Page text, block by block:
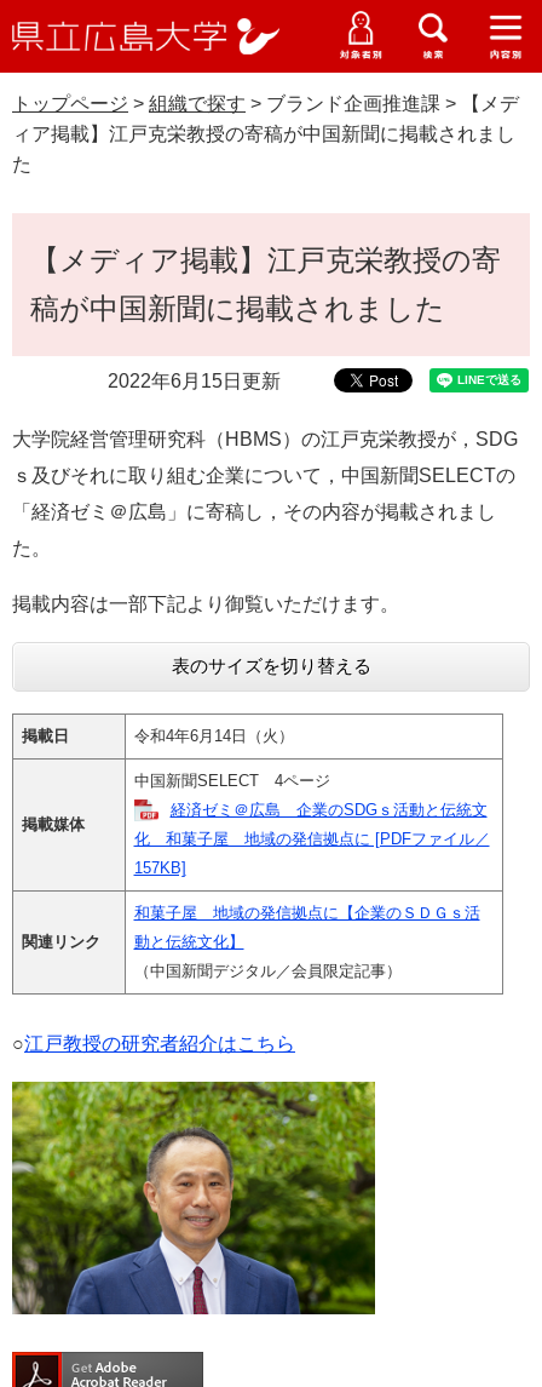
ー
ジ
先
頭
ニ
ュ
を
飛
ニ
ー
ニ
ュ
ー
ニ
ュ
ー
立
大
受験生の皆さま
地域・企業の皆さま
教職員の皆さま
受験生特設サイト
WEB版大学案内
資料請求
交通アクセス
English
中文簡体 中文繁体 한국어 日本語
G
o
l
ス
タ
検
索
すべて ページ
大学概要
学部・大学院・専攻科
学生生活・就職支援
研究・地域連携・国際交流
トップページ > 組織で探す > ブランド企画推進課 >
【メデ
ィア掲載】江戸克栄教授の寄稿が中国新聞に掲載されまし
た
【メディア掲載】江戸克栄教授の寄
稿が中国新聞に掲載されました
2022年6月15日更新
大学院経営管理研究科（HBMS）の江戸克栄教授が，SDG
ｓ及びそれに取り組む企業について，中国新聞SELECTの
「経済ゼミ＠広島」に寄稿し，その内容が掲載されまし
た。
掲載内容は一部下記より御覧いただけます。
表のサイズを切り替える
掲載日 令和4年6月14日（火）
掲載媒体
中国新聞SELECT 4ページ
経済ゼミ＠広島 企業のSDGｓ活動と伝統文
化 和菓子屋 地域の発信拠点に [PDFファイル／
157KB]
関連リンク
和菓子屋 地域の発信拠点に【企業のＳＤＧｓ活
動と伝統文化】
（中国新聞デジタル／会員限定記事）
○江戸教授の研究者紹介はこちら